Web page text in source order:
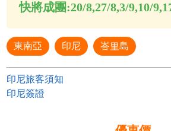
快將成團:20/8,27/8,3/9,10/
東南亞 印尼 峇里島
印尼旅客須知
印尼簽證